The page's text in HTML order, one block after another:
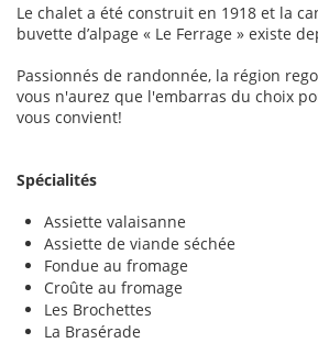
Le chalet a été construit en 1918 et la
buvette d’alpage « Le Ferrage » existe
Passionnés de randonnée, la région
vous n'aurez que l'embarras du choix
vous convient!
Spécialités
Assiette valaisanne
Assiette de viande séchée
Fondue au fromage
Croûte au fromage
Les Brochettes
La Brasérade